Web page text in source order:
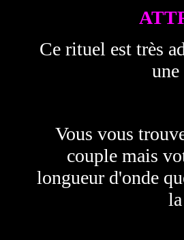
Ce rituel est très
Vous vous
couple mais
longueur d'onde